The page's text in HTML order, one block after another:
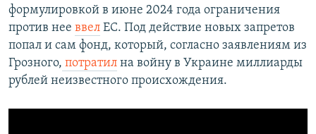
формулировкой в июне 2024 года ограничения
против нее ввел ЕС. Под действие новых запретов
попал и сам фонд, который, согласно заявлениям из
Грозного, потратил на войну в Украине миллиарды
рублей неизвестного происхождения.